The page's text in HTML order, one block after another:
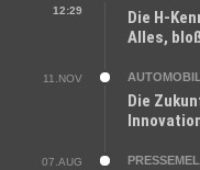
12:29
Die H-
Alles,
11.NOV AUTOMOBIL
Die
07.AUG